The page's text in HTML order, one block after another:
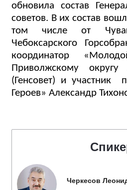
обновила состав
советов. В их состав
том числе от
Чебоксарского
координатор
Приволжскому
(Генсовет) и участник
Героев» Александр
Черкесов